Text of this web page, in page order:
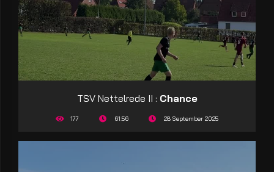
TSV Nettelrede II : Chance
177 61:56 28 September 2025